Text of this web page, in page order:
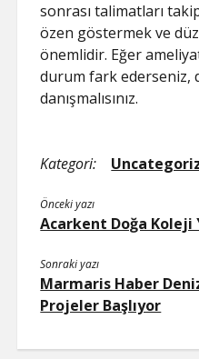
sonrası talimatları
özen göstermek ve
önemlidir. Eğer
durum fark ederseniz,
danışmalısınız.
Kategori:
Önceki yazı
Acarkent Doğa Koleji
Sonraki yazı
Marmaris Haber
Projeler Başlıyor